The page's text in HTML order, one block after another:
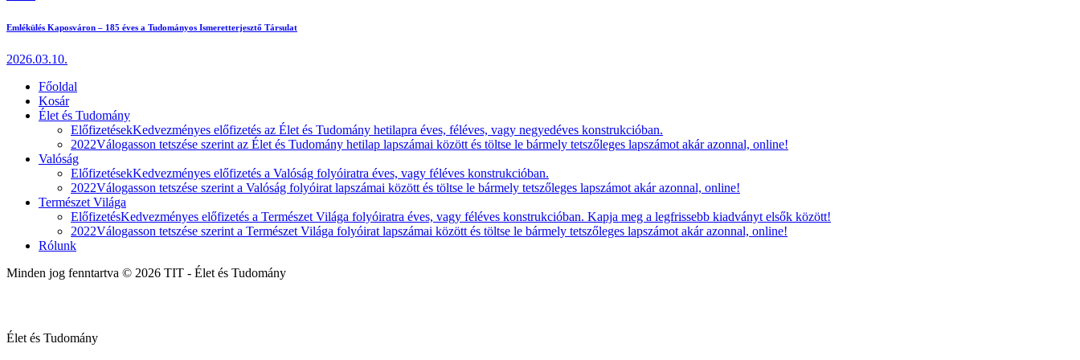
Emlékülés Kaposváron – 185 éves a Tudományos Ismeretterjesztő Társulat
2026.03.10.
Főoldal
Kosár
Élet és Tudomány
ElőfizetésekKedvezményes előfizetés az Élet és Tudomány hetilapra éves, féléves, vagy negyedéves konstrukcióban.
2022Válogasson tetszése szerint az Élet és Tudomány hetilap lapszámai között és töltse le bármely tetszőleges lapszámot akár azonnal, online!
Valóság
ElőfizetésekKedvezményes előfizetés a Valóság folyóiratra éves, vagy féléves konstrukcióban.
2022Válogasson tetszése szerint a Valóság folyóirat lapszámai között és töltse le bármely tetszőleges lapszámot akár azonnal, online!
Természet Világa
ElőfizetésKedvezményes előfizetés a Természet Világa folyóiratra éves, vagy féléves konstrukcióban. Kapja meg a legfrissebb kiadványt elsők között!
2022Válogasson tetszése szerint a Természet Világa folyóirat lapszámai között és töltse le bármely tetszőleges lapszámot akár azonnal, online!
Rólunk
Minden jog fenntartva © 2026 TIT - Élet és Tudomány
Élet és Tudomány